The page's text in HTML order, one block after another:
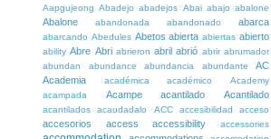
Aapgujeong Abadejo abadejos Abai abajo abalone
Abalone abandonada abandonado abarca
abarcando Abedules Abetos abierta abiertas abierto
ability Abre Abri abrieron abril abrió abrir abrumador
abundan
abundance abundancia abundante
AC
Academia
académica académico
Academy
acampada
Acampe acantilado Acantilado
acantilados acaudadalo ACC accesibilidad acceso
accesorios access accessibility accessories